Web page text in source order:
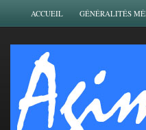
ACCUEIL GÉNÉRALITÉS